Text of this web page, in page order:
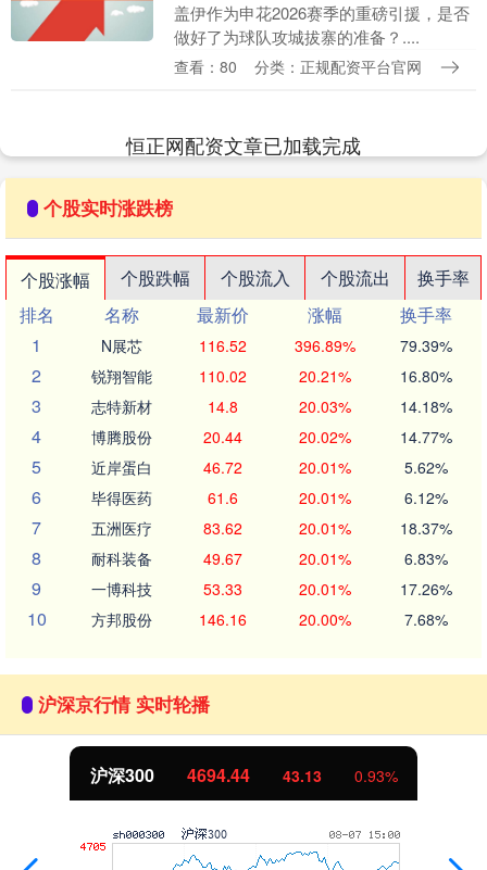
盖伊作为申花2026赛季的重磅引援，是否
做好了为球队攻城拔寨的准备？....
查看：80 分类：正规配资平台官网
恒正网配资文章已加载完成
个股实时涨跌榜
个股涨幅 个股跌幅 个股流入 个股流出
换手率
排名
名称 最新价 涨幅
换手率
1
N展芯 116.52 396.89% 79.39%
2 锐翔智能 110.02 20.21% 16.80%
3 志特新材 14.8 20.03% 14.18%
4 博腾股份 20.44 20.02% 14.77%
5 近岸蛋白 46.72 20.01% 5.62%
6 毕得医药 61.6 20.01% 6.12%
7 五洲医疗 83.62 20.01% 18.37%
8 耐科装备 49.67 20.01% 6.83%
9 一博科技 53.33 20.01% 17.26%
10 方邦股份 146.16 20.00% 7.68%
沪深京行情 实时轮播
沪深300 4694.44 43.13 0.93%